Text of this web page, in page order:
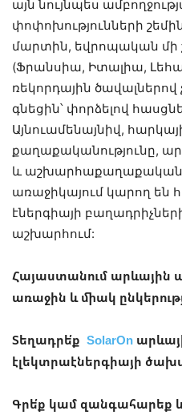
այն նույնպես
փոփոխությունների
մարտին, եվրոպական մի
(Ֆրանսիա, Իտալիա,
ռեկորդային
գնեցին՝ փորձելով
Այնուամենայնիվ,
քաղաքականությունը,
և աշխարհաքաղաքական
առաջիկայում կարող են
էներգիայի
աշխարհում:
Հայաստանում արևային
առաջին և միակ
Տեղադրե՛ք SolarOn
էլեկտրաէներգիայի
Գրե՛ք կամ զանգահարեք